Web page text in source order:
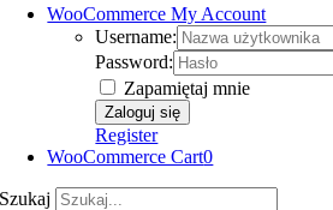
WooCommerce My Account
Username:
Password:
Zapamiętaj mnie
Register
WooCommerce Cart0
Szukaj